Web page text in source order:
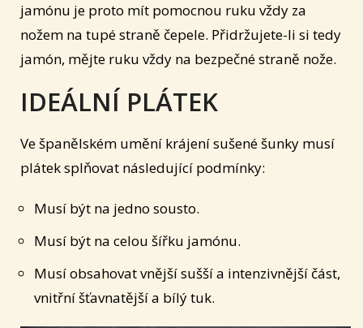
jamónu je proto mít pomocnou ruku vždy za
nožem na tupé straně čepele. Přidržujete-li si tedy
jamón, mějte ruku vždy na bezpečné straně nože.
IDEÁLNÍ PLÁTEK
Ve španělském umění krájení sušené šunky musí
plátek splňovat následující podmínky:
Musí být na jedno sousto.
Musí být na celou šířku jamónu.
Musí obsahovat vnější sušší a intenzivnější část,
vnitřní šťavnatější a bílý tuk.